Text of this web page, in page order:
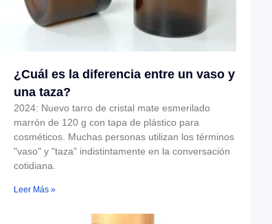
¿Cuál es la diferencia entre un vaso y
una taza?
2024: Nuevo tarro de cristal mate esmerilado
marrón de 120 g con tapa de plástico para
cosméticos. Muchas personas utilizan los términos
"vaso" y "taza" indistintamente en la conversación
cotidiana.
Leer Más »